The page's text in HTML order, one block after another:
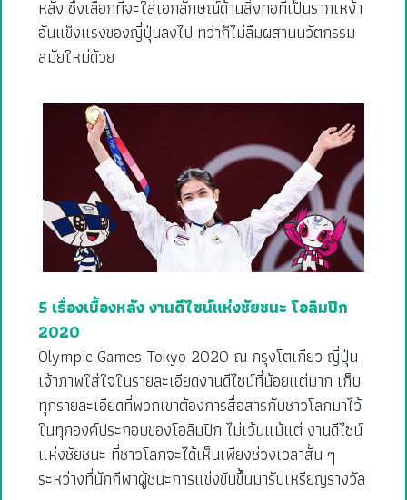
หลัง ซึ่งเลือกที่จะใส่เอกลักษณ์ด้านสิ่งทอที่เป็นรากเหง้า
อันแข็งแรงของญี่ปุ่นลงไป ทว่าก็ไม่ลืมผสานนวัตกรรม
สมัยใหม่ด้วย
5 เรื่องเบื้องหลัง งานดีไซน์แห่งชัยชนะ โอลิมปิก
2020
Olympic Games Tokyo 2020 ณ กรุงโตเกียว ญี่ปุ่น
เจ้าภาพใส่ใจในรายละเอียดงานดีไซน์ที่น้อยแต่มาก เก็บ
ทุกรายละเอียดที่พวกเขาต้องการสื่อสารกับชาวโลกมาไว้
ในทุกองค์ประกอบของโอลิมปิก ไม่เว้นแม้แต่ งานดีไซน์
แห่งชัยชนะ ที่ชาวโลกจะได้เห็นเพียงช่วงเวลาสั้น ๆ
ระหว่างที่นักกีฬาผู้ชนะการแข่งขันขึ้นมารับเหรียญรางวัล